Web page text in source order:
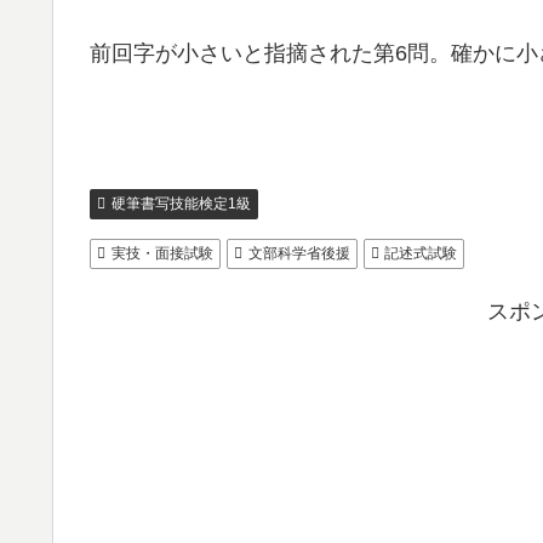
前回字が小さいと指摘された第6問。確かに小
硬筆書写技能検定1級
実技・面接試験 文部科学省後援 記述式試験
スポ